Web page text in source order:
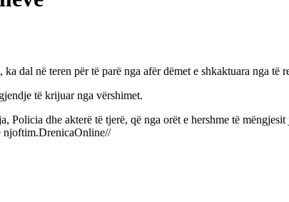
dal në teren për të parë nga afër dëmet e shkaktuara nga të
të krijuar nga vërshimet.
dhe akterë të tjerë, që nga orët e hershme të
njoftim.DrenicaOnline//